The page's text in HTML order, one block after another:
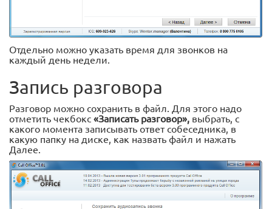
Отдельно можно указать время для звонков на
каждый день недели.
Запись разговора
Разговор можно сохранить в файл. Для этого надо
отметить чекбокс «Записать разговор», выбрать, с
какого момента записывать ответ собеседника, в
какую папку на диске, как назвать файл и нажать
Далее.